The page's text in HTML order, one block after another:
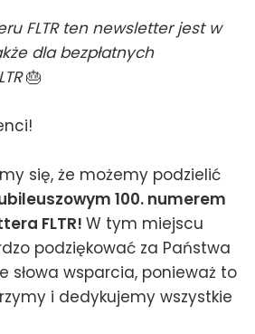
FLTR ten newsletter jest w
dla bezpłatnych
🎂
się, że możemy podzielić
100. numerem
FLTR! W tym miejscu
podziękować za Państwa
słowa wsparcia, ponieważ to
i dedykujemy wszystkie